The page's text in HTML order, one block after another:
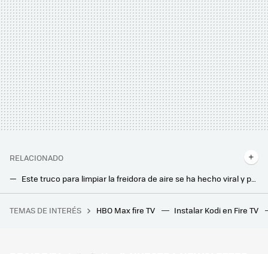
RELACIONADO
Este truco para limpiar la freidora de aire se ha hecho viral y puede terminar estropeándola. Este otro es el mejor para cuidarla
Se esconde en la nevera para dejar el interior libre de bacterias. Esto es lo que promete este pequeño aparato
No todos los "Xiaomi" triunfan fueran de China: cómo LeEco quiso comerse a Netflix y terminó fracasando
TEMAS DE INTERÉS HBO Max fire TV Instalar Kodi en Fire TV